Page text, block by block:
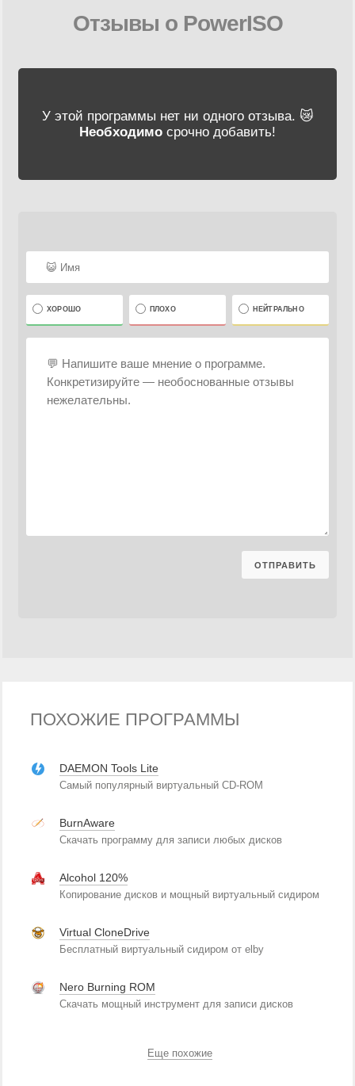
Отзывы о PowerISO
У этой программы нет ни одного отзыва. 😿
Необходимо срочно добавить!
ХОРОШО ПЛОХО НЕЙТРАЛЬНО
ПОХОЖИЕ ПРОГРАММЫ
DAEMON Tools Lite
Самый популярный виртуальный CD-ROM
BurnAware
Скачать программу для записи любых дисков
Alcohol 120%
Копирование дисков и мощный виртуальный сидиром
Virtual CloneDrive
Бесплатный виртуальный сидиром от elby
Nero Burning ROM
Скачать мощный инструмент для записи дисков
Еще похожие